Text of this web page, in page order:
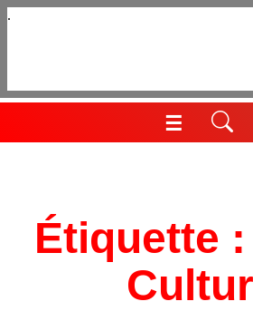
Aller
☰
Menu
Étiquette :